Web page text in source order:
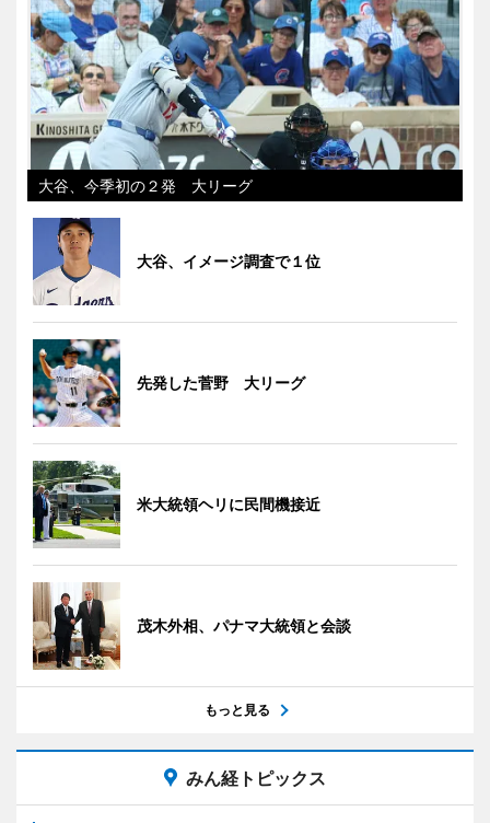
大谷、今季初の２発 大リーグ
大谷、イメージ調査で１位
先発した菅野 大リーグ
米大統領ヘリに民間機接近
茂木外相、パナマ大統領と会談
もっと見る
みん経トピックス